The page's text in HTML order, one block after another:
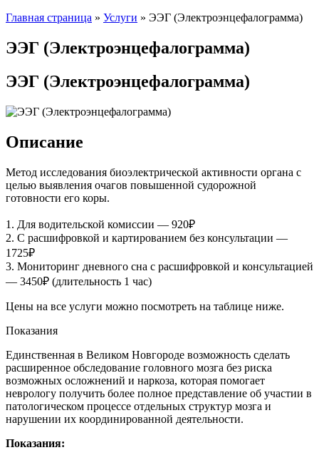
Главная страница » Услуги » ЭЭГ (Электроэнце­фало­грамма)
ЭЭГ (Электроэнце­фало­грамма)
ЭЭГ (Электроэнце­фало­грамма)
Описание
Метод исследования биоэлектрической активности органа с
целью выявления очагов повышенной судорожной
готовности его коры.
1. Для водительской комиссии — 920₽
2. С расшифровкой и картированием без консультации —
1725₽
3. Мониторинг дневного сна с расшифровкой и консультацией
— 3450₽ (длительность 1 час)
Цены на все услуги можно посмотреть на таблице ниже.
Показания
Единственная в Великом Новгороде возможность сделать
расширенное обследование головного мозга без риска
возможных осложнений и наркоза, которая помогает
неврологу получить более полное представление об участии в
патологическом процессе отдельных структур мозга и
нарушении их координированной деятельности.
Показания: